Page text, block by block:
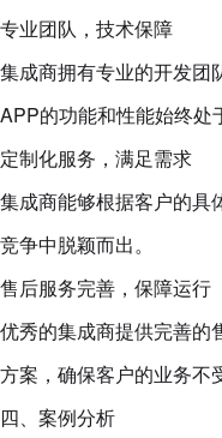
专业团队，技术保障
集成商拥有专业的开发团
APP的功能和性能始终处
定制化服务，满足需求
集成商能够根据客户的具
竞争中脱颖而出。
售后服务完善，保障运行
优秀的集成商提供完善的
方案，确保客户的业务不
四、案例分析